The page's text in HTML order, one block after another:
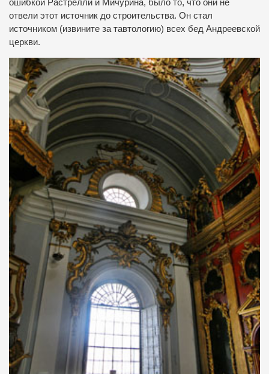
ошибкой Растрелли и Мичурина, было то, что они не
отвели этот источник до строительства. Он стал
источником (извините за тавтологию) всех бед Андреевской
церкви.